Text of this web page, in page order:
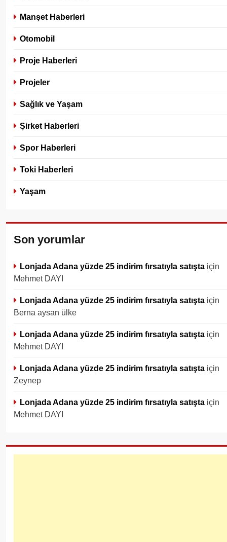
Manşet Haberleri
Otomobil
Proje Haberleri
Projeler
Sağlık ve Yaşam
Şirket Haberleri
Spor Haberleri
Toki Haberleri
Yaşam
Son yorumlar
Lonjada Adana yüzde 25 indirim fırsatıyla satışta için
Mehmet DAYI
Lonjada Adana yüzde 25 indirim fırsatıyla satışta için
Berna aysan ülke
Lonjada Adana yüzde 25 indirim fırsatıyla satışta için
Mehmet DAYI
Lonjada Adana yüzde 25 indirim fırsatıyla satışta için
Zeynep
Lonjada Adana yüzde 25 indirim fırsatıyla satışta için
Mehmet DAYI